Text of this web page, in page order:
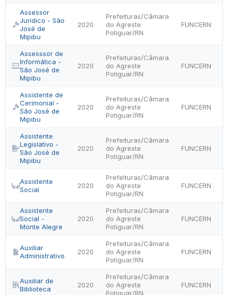
Assessor
Jurídico - São
José de
Mipibu
2020
Prefeituras/Câmara
do Agreste
Potiguar/RN
FUNCERN
Assesssor de
Informática -
São José de
Mipibu
2020
Prefeituras/Câmara
do Agreste
Potiguar/RN
FUNCERN
Assistente de
Cerimonial -
São José de
Mipibu
2020
Prefeituras/Câmara
do Agreste
Potiguar/RN
FUNCERN
Assistente
Legislativo -
São José de
Mipibu
2020
Prefeituras/Câmara
do Agreste
Potiguar/RN
FUNCERN
Assistente
Social
2020
Prefeituras/Câmara
do Agreste
Potiguar/RN
FUNCERN
Assistente
Social -
Monte Alegre
2020
Prefeituras/Câmara
do Agreste
Potiguar/RN
FUNCERN
Auxiliar
Administrativo
2020
Prefeituras/Câmara
do Agreste
Potiguar/RN
FUNCERN
Auxiliar de
Biblioteca
2020
Prefeituras/Câmara
do Agreste
Potiguar/RN
FUNCERN